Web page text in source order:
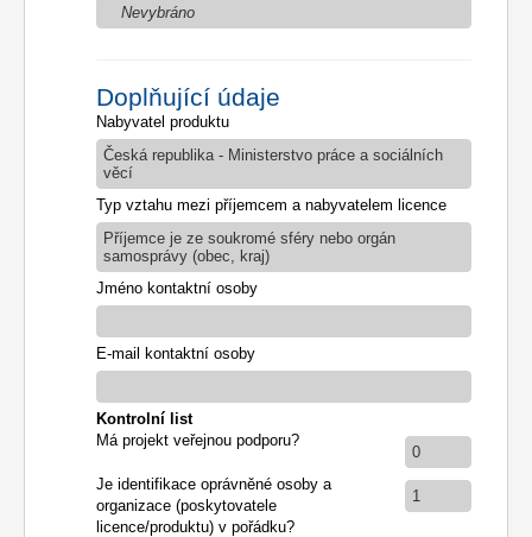
Nevybráno
Doplňující údaje
Nabyvatel produktu
Česká republika - Ministerstvo práce a sociálních
věcí
Typ vztahu mezi příjemcem a nabyvatelem licence
Příjemce je ze soukromé sféry nebo orgán
samosprávy (obec, kraj)
Jméno kontaktní osoby
E-mail kontaktní osoby
Kontrolní list
Má projekt veřejnou podporu?
0
Je identifikace oprávněné osoby a
organizace (poskytovatele
licence/produktu) v pořádku?
1